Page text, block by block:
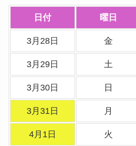
日付 曜日
3月28日 金
3月29日 土
3月30日 日
3月31日 月
4月1日 火